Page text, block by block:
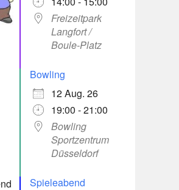
Freizeitpark
Langfort /
Boule-Platz
Bowling
12 Aug. 26
19:00 - 21:00
Bowling
Sportzentrum
Düsseldorf
Spieleabend